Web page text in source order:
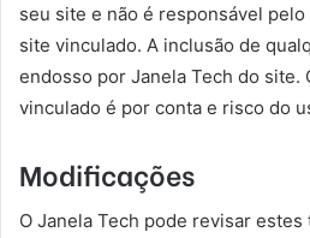
seu site e não é responsável
site vinculado. A inclusão de
endosso por Janela Tech do site.
vinculado é por conta e risco do
Modificações
O Janela Tech pode revisar